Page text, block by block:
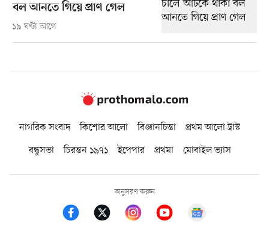
বল আনতে গিয়ে প্রাণ গেল
১৯ ঘণ্টা আগে
নাগরিক সংবাদ কিশোর আলো বিজ্ঞানচিন্তা
প্রথম আলো ট্রাস্ট
বন্ধুসভা
চিরন্তন ১৯৭১ ইপেপার প্রথমা মোবাইল ভ্যাস
অনুসরণ করুন